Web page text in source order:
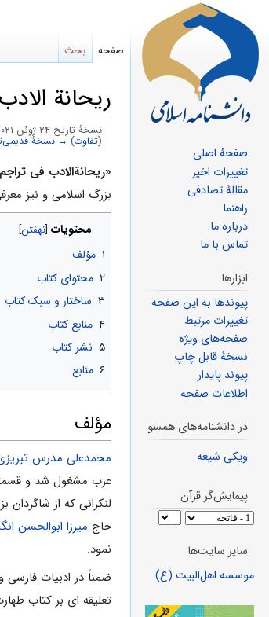
ریحانة
نسخهٔ تاریخ ‏۲۴ ژوئن ۲۰۲۱، ساعت ۱۰:۵۲ توسط
(تفاوت) → نسخهٔ
پرش
به
ناوبری
پرش
به
جستجو
«ریحانة‌الادب فی
بزرگ اسلامی و نیز
محتویات
۱ مؤلف
۲ محتوای کتاب
۳ ساختار و سبک کتاب
۴ منابع کتاب
۵ نشر کتاب
۶ منابع
مؤلف
محمدعلی مدرس
عرب مشغول شد و
لنکرانی که از شاگردان
حاج میرزا ابوالحسن
نمود.
ضمناً در ادبیات فارسی
تعلیقه ای بر کتاب
صفحه بحث
صفحهٔ اصلی
تغییرات اخیر
مقالهٔ تصادفی
راهنما
درباره ما
تماس با ما
ابزارها
پیوندها به این صفحه
تغییرات مرتبط
صفحه‌های ویژه
نسخهٔ قابل چاپ
پیوند پایدار
اطلاعات صفحه
در دانشنامه‌های همسو
ویکی شیعه
پیمایش‌گر قرآن
سایر سایت‌ها
موسسه اهل‌البیت (ع)